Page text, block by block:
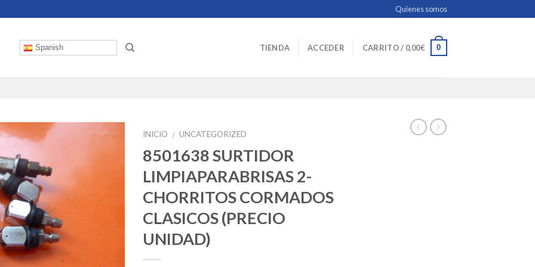
Quienes somos
Spanish TIENDA ACCEDER CARRITO / 0,00€ 0
INICIO / UNCATEGORIZED
8501638 SURTIDOR
LIMPIAPARABRISAS 2-
CHORRITOS CORMADOS
CLASICOS (PRECIO
UNIDAD)